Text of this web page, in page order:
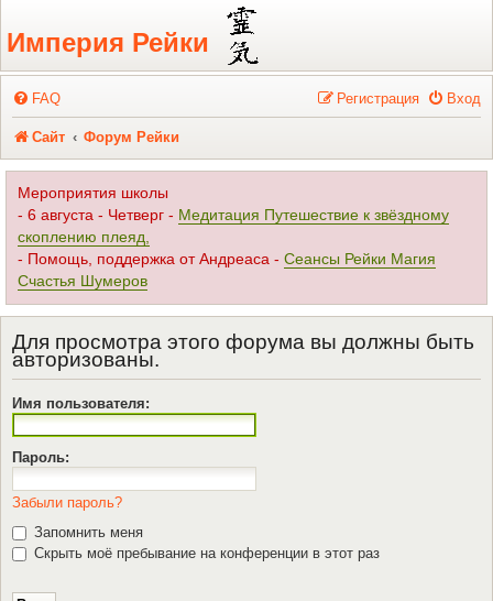
Регистрация
Империя Рейки
FAQ Вход
Регистрация
Сайт Форум Рейки
Мероприятия школы
- 6 августа - Четверг - Медитация Путешествие к звёздному
скоплению плеяд,
- Помощь, поддержка от Андреаса - Сеансы Рейки Магия
Счастья Шумеров
Для просмотра этого форума вы должны быть
авторизованы.
Имя пользователя:
Пароль:
Забыли пароль?
Запомнить меня
Скрыть моё пребывание на конференции в этот раз